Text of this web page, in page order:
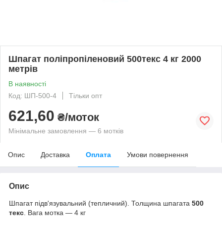
Шпагат поліпропіленовий 500текс 4 кг 2000
метрів
В наявності
Код: ШП-500-4
Тільки опт
621,60 ₴/моток
Мінімальне замовлення — 6 мотків
Опис Доставка Оплата Умови повернення
Опис
Шпагат підв'язувальний (тепличний). Толщина шпагата 500
текс . Вага мотка — 4 кг